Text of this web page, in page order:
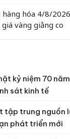
hóa 4/8/
vàng giằng co
kỷ niệm 70
sát kinh tế
tập trung nguồn
phát triển mới